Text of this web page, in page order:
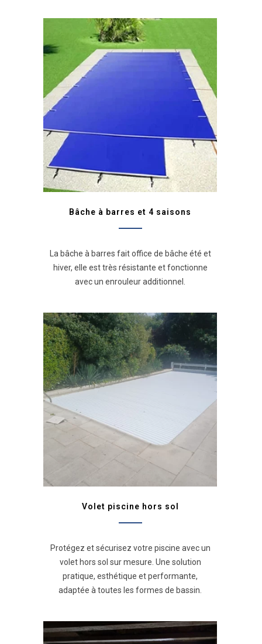
Bâche à barres et 4 saisons
La bâche à barres fait office de bâche été et
hiver, elle est très résistante et fonctionne
avec un enrouleur additionnel.
Volet piscine hors sol
Protégez et sécurisez votre piscine avec un
volet hors sol sur mesure. Une solution
pratique, esthétique et performante,
adaptée à toutes les formes de bassin.